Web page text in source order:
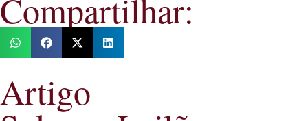
Compartilhar:
Artigo